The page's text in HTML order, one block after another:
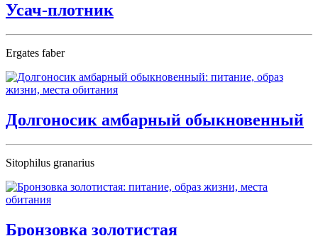
Усач-плотник
Ergates faber
Долгоносик амбарный обыкновенный
Sitophilus granarius
Бронзовка золотистая